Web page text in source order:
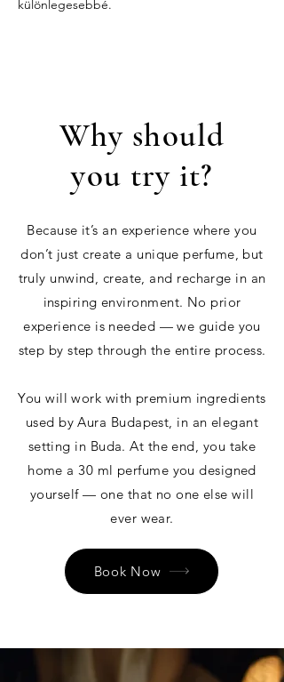
különlegesebbé.
Why should
you try it?
Because it’s an experience where you
don’t just create a unique perfume, but
truly unwind, create, and recharge in an
inspiring environment. No prior
experience is needed — we guide you
step by step through the entire process.
You will work with premium ingredients
used by Aura Budapest, in an elegant
setting in Buda. At the end, you take
home a 30 ml perfume you designed
yourself — one that no one else will
ever wear.
Book Now